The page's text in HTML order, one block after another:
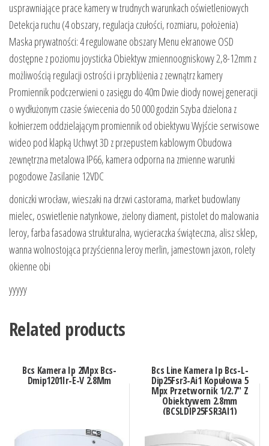
usprawniające prace kamery w trudnych warunkach oświetleniowych
Detekcja ruchu (4 obszary, regulacja czułości, rozmiaru, położenia)
Maska prywatności: 4 regulowane obszary Menu ekranowe OSD
dostępne z poziomu joysticka Obiektyw zmiennoogniskowy 2,8-12mm z
możliwością regulacji ostrości i przybliżenia z zewnątrz kamery
Promiennik podczerwieni o zasięgu do 40m Dwie diody nowej generacji
o wydłużonym czasie świecenia do 50 000 godzin Szyba dzielona z
kołnierzem oddzielającym promiennik od obiektywu Wyjście serwisowe
wideo pod klapką Uchwyt 3D z przepustem kablowym Obudowa
zewnętrzna metalowa IP66, kamera odporna na zmienne warunki
pogodowe Zasilanie 12VDC
doniczki wrocław, wieszaki na drzwi castorama, market budowlany
mielec, oswietlenie natynkowe, zielony diament, pistolet do malowania
leroy, farba fasadowa strukturalna, wycieraczka świąteczna, alisz sklep,
wanna wolnostojąca przyścienna leroy merlin, jamestown jaxon, rolety
okienne obi
yyyyy
Related products
Bcs Kamera Ip 2Mpx Bcs-
Dmip1201Ir-E-V 2.8Mm
Bcs Line Kamera Ip Bcs-L-
Dip25Fsr3-Ai1 Kopułowa 5
Mpx Przetwornik 1/2.7″ Z
Obiektywem 2.8mm
(BCSLDIP25FSR3AI1)